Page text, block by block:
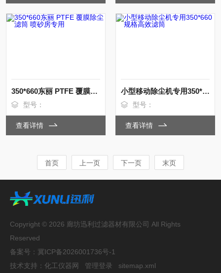
350*660东丽 PTFE 覆膜除尘滤筒 喷砂房专用
型号：
查看详情
小型移动除尘机专用350*660规格高效滤筒
型号：
查看详情
首页 上一页 下一页 末页
Copyright © 2026 廊坊迅利过滤器材有限公司 All Rights
Reserved
备案号： 冀ICP备2026001736号-1
技术支持： 化工仪器网 管理登录 sitemap.xml